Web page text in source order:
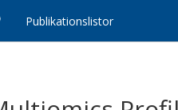
Publikationslistor